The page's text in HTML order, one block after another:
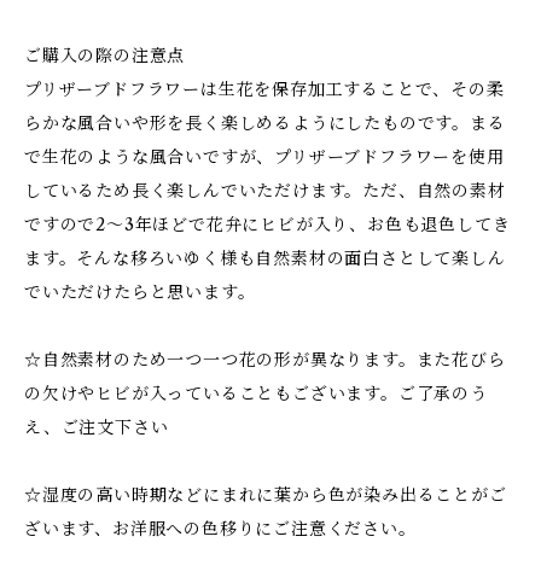
ご購入の際の注意点
プリザーブドフラワーは生花を保存加工することで、その柔
らかな風合いや形を長く楽しめるようにしたものです。まる
で生花のような風合いですが、プリザーブドフラワーを使用
しているため長く楽しんでいただけます。ただ、自然の素材
ですので2～3年ほどで花弁にヒビが入り、お色も退色してき
ます。そんな移ろいゆく様も自然素材の面白さとして楽しん
でいただけたらと思います。
☆自然素材のため一つ一つ花の形が異なります。また花びら
の欠けやヒビが入っていることもございます。ご了承のう
え、ご注文下さい
☆湿度の高い時期などにまれに葉から色が染み出ることがご
ざいます、お洋服への色移りにご注意ください。